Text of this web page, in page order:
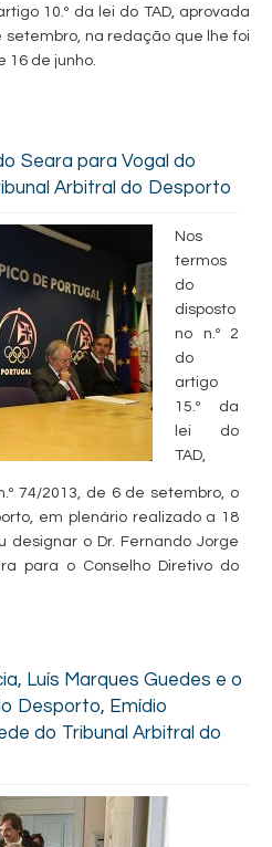
10.º da lei do TAD, aprovada
setembro, na redação que lhe foi
16 de junho.
Seara para Vogal do
Arbitral do Desporto
Nos
termos
do
disposto
no n.º 2
do
artigo
15.º da
lei do
TAD,
74/2013, de 6 de setembro, o
em plenário realizado a 18
designar o Dr. Fernando Jorge
para o Conselho Diretivo do
Luís Marques Guedes e o
Desporto, Emídio
do Tribunal Arbitral do